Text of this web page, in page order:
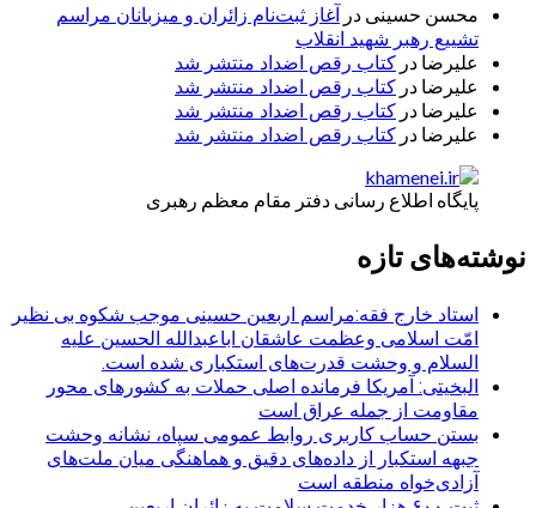
محسن حسینی در آغاز ثبت‌نام زائران و میزبانان مراسم
تشییع رهبر شهید انقلاب
علیرضا در کتاب رقص اضداد منتشر شد
علیرضا در کتاب رقص اضداد منتشر شد
علیرضا در کتاب رقص اضداد منتشر شد
علیرضا در کتاب رقص اضداد منتشر شد
پایگاه اطلاع رسانی دفتر مقام معظم رهبری
نوشته‌های تازه
استاد خارج فقه:مراسم اربعین حسینی موجب شکوه بی نظیر
امّت اسلامی وعظمت عاشقان اباعبدالله الحسین علیه
السلام و وحشت قدرت‌های استکباری شده است.
البخیتی: آمریکا فرمانده اصلی حملات به کشورهای محور
مقاومت از جمله عراق است
بستن حساب کاربری روابط عمومی سپاه، نشانه‌ وحشت
جبهه استکبار از داده‌های دقیق و هماهنگی میان ملت‌های
آزادی‌خواه منطقه است